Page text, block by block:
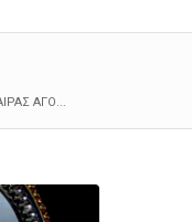
ΑΓΟ...